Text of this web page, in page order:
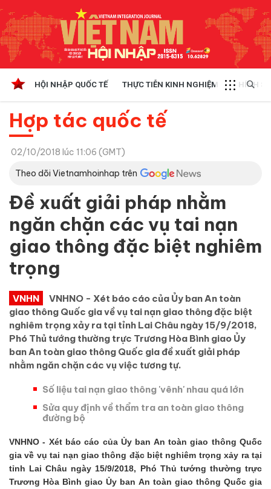
HỘI NHẬP QUỐC TẾ THỰC TIỄN KINH NGHIỆM CHÍNH
Hợp tác quốc tế
02/10/2018 lúc 11:06 (GMT)
Theo dõi Vietnamhoinhap trên
Đề xuất giải pháp nhằm
ngăn chặn các vụ tai nạn
giao thông đặc biệt nghiêm
trọng
VNHN
VNHNO - Xét báo cáo của Ủy ban An toàn
giao thông Quốc gia về vụ tai nạn giao thông đặc biệt
nghiêm trọng xảy ra tại tỉnh Lai Châu ngày 15/9/2018,
Phó Thủ tướng thường trực Trương Hòa Bình giao Ủy
ban An toàn giao thông Quốc gia đề xuất giải pháp
nhằm ngăn chặn các vụ việc tương tự.
Số liệu tai nạn giao thông 'vênh' nhau quá lớn
Sửa quy định về thẩm tra an toàn giao thông
đường bộ
VNHNO - Xét báo cáo của Ủy ban An toàn giao thông Quốc
gia về vụ tai nạn giao thông đặc biệt nghiêm trọng xảy ra tại
tỉnh Lai Châu ngày 15/9/2018, Phó Thủ tướng thường trực
Trương Hòa Bình giao Ủy ban An toàn giao thông Quốc gia